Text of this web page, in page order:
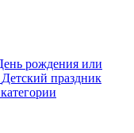
рождения или
Детский праздник